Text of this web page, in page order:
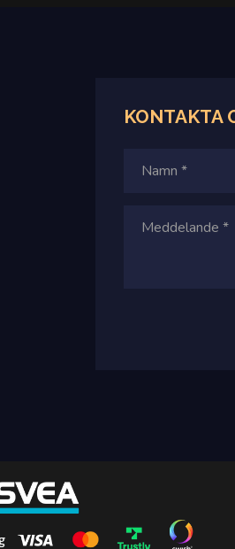
KONTAKTA